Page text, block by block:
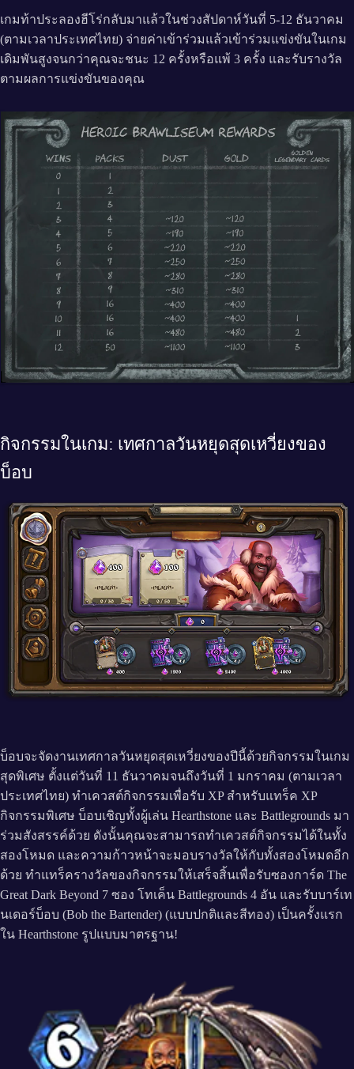
เกมท้าประลองฮีโร่กลับมาแล้วในช่วงสัปดาห์วันที่ 5-12 ธันวาคม
(ตามเวลาประเทศไทย) จ่ายค่าเข้าร่วมแล้วเข้าร่วมแข่งขันในเกม
เดิมพันสูงจนกว่าคุณจะชนะ 12 ครั้งหรือแพ้ 3 ครั้ง และรับรางวัล
ตามผลการแข่งขันของคุณ
กิจกรรมในเกม: เทศกาลวันหยุดสุดเหวี่ยงของ
บ็อบ
บ็อบจะจัดงานเทศกาลวันหยุดสุดเหวี่ยงของปีนี้ด้วยกิจกรรมในเกม
สุดพิเศษ ตั้งแต่วันที่ 11 ธันวาคมจนถึงวันที่ 1 มกราคม (ตามเวลา
ประเทศไทย) ทำเควสต์กิจกรรมเพื่อรับ XP สำหรับแทร็ค XP
กิจกรรมพิเศษ บ็อบเชิญทั้งผู้เล่น Hearthstone และ Battlegrounds มา
ร่วมสังสรรค์ด้วย ดังนั้นคุณจะสามารถทำเควสต์กิจกรรมได้ในทั้ง
สองโหมด และความก้าวหน้าจะมอบรางวัลให้กับทั้งสองโหมดอีก
ด้วย ทำแทร็ครางวัลของกิจกรรมให้เสร็จสิ้นเพื่อรับซองการ์ด The
Great Dark Beyond 7 ซอง โทเค็น Battlegrounds 4 อัน และรับบาร์เท
นเดอร์บ็อบ (Bob the Bartender) (แบบปกติและสีทอง) เป็นครั้งแรก
ใน Hearthstone รูปแบบมาตรฐาน!